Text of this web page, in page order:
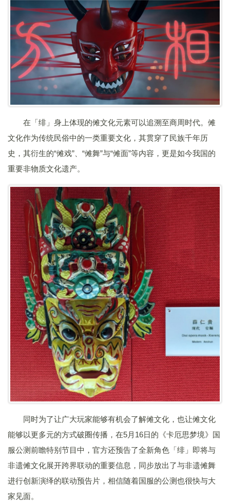
在「绯」身上体现的傩文化元素可以追溯至商周时代。傩
文化作为传统民俗中的一类重要文化，其贯穿了民族千年历
史，其衍生的“傩戏”、“傩舞”与“傩面”等内容，更是如今我国的
重要非物质文化遗产。
同时为了让广大玩家能够有机会了解傩文化，也让傩文化
能够以更多元的方式破圈传播，在5月16日的《卡厄思梦境》国
服公测前瞻特别节目中，官方还预告了全新角色「绯」即将与
非遗傩文化展开跨界联动的重要信息，同步放出了与非遗傩舞
进行创新演绎的联动预告片，相信随着国服的公测也很快与大
家见面。